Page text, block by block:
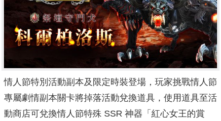
情人節特別活動副本及限定時裝登場，玩家挑戰情人節
專屬劇情副本關卡將掉落活動兌換道具，使用道具至活
動商店可兌換情人節特殊 SSR 神器「紅心女王的賞